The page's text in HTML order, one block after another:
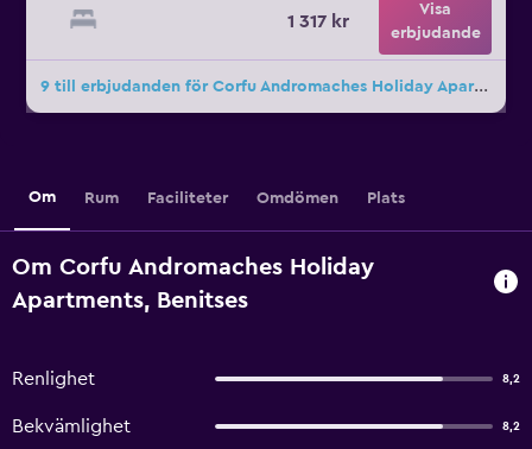
1 317 kr
Visa
erbjudande
9 till erbjudanden för Corfu Andromaches Holiday Apartments
Om Rum Faciliteter Omdömen Plats
Om Corfu Andromaches Holiday
Apartments, Benitses
Renlighet 8,2
Bekvämlighet 8,2